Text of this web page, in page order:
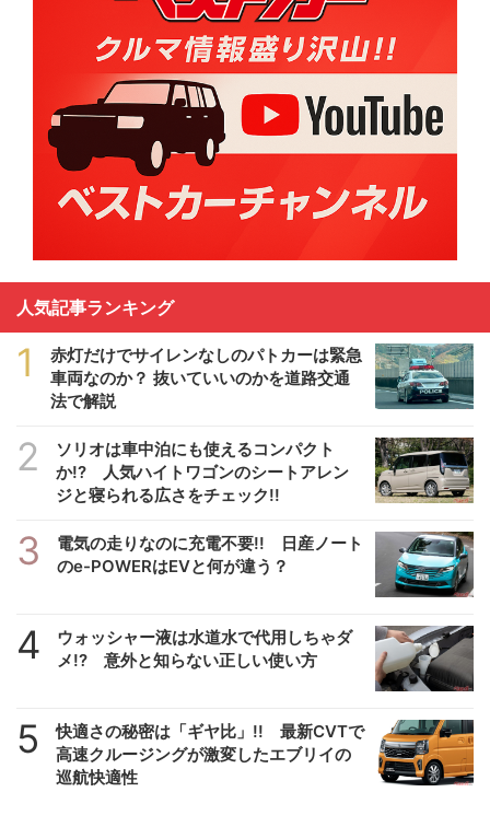
人気記事ランキング
1
赤灯だけでサイレンなしのパトカーは緊急
車両なのか？ 抜いていいのかを道路交通
法で解説
2
ソリオは車中泊にも使えるコンパクト
か!? 人気ハイトワゴンのシートアレン
ジと寝られる広さをチェック!!
3
電気の走りなのに充電不要!! 日産ノート
のe-POWERはEVと何が違う？
4
ウォッシャー液は水道水で代用しちゃダ
メ!? 意外と知らない正しい使い方
5
快適さの秘密は「ギヤ比」!! 最新CVTで
高速クルージングが激変したエブリイの
巡航快適性